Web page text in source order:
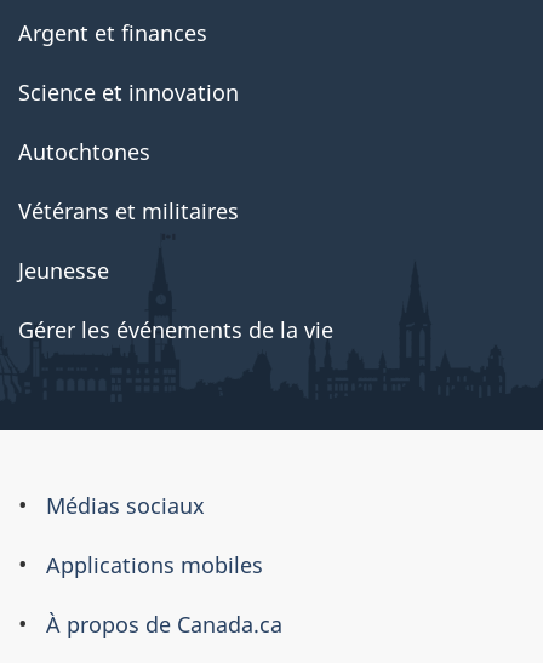
Argent et finances
Science et innovation
Autochtones
Vétérans et militaires
Jeunesse
Gérer les événements de la vie
À
propos
ce
Médias sociaux
Applications mobiles
À propos de Canada.ca